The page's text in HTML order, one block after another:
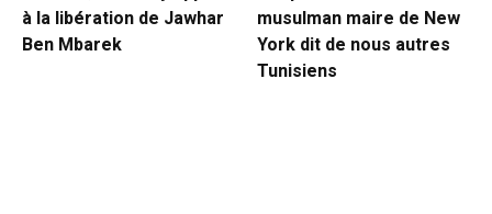
à la libération de Jawhar
Ben Mbarek
musulman maire de New
York dit de nous autres
Tunisiens